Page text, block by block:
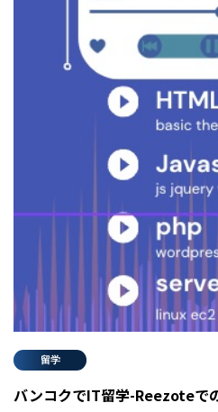
留学
バンコクでIT留学-Reezoteで